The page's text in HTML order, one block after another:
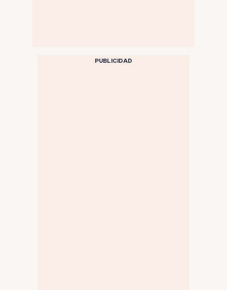
PUBLICIDAD